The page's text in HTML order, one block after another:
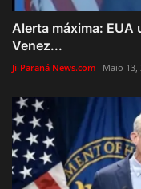
Alerta máxima: EUA
Venez...
Ji-Paraná News.com Maio 13,